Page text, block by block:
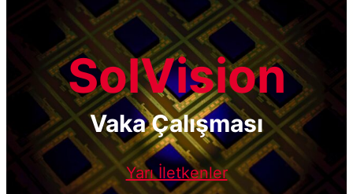
SolVision
Vaka Çalışması
Yarı İletkenler